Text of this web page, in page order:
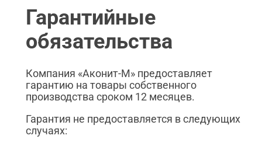
Гарантийные
обязательства
Компания «Аконит-М» предоставляет
гарантию на товары собственного
производства сроком 12 месяцев.
Гарантия не предоставляется в следующих
случаях: